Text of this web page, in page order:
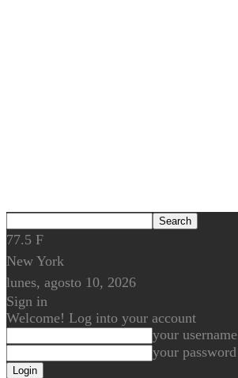
77.5 F
New York
lunes, agosto 10, 2026
Sign in
Welcome! Log into your account
your username
your password